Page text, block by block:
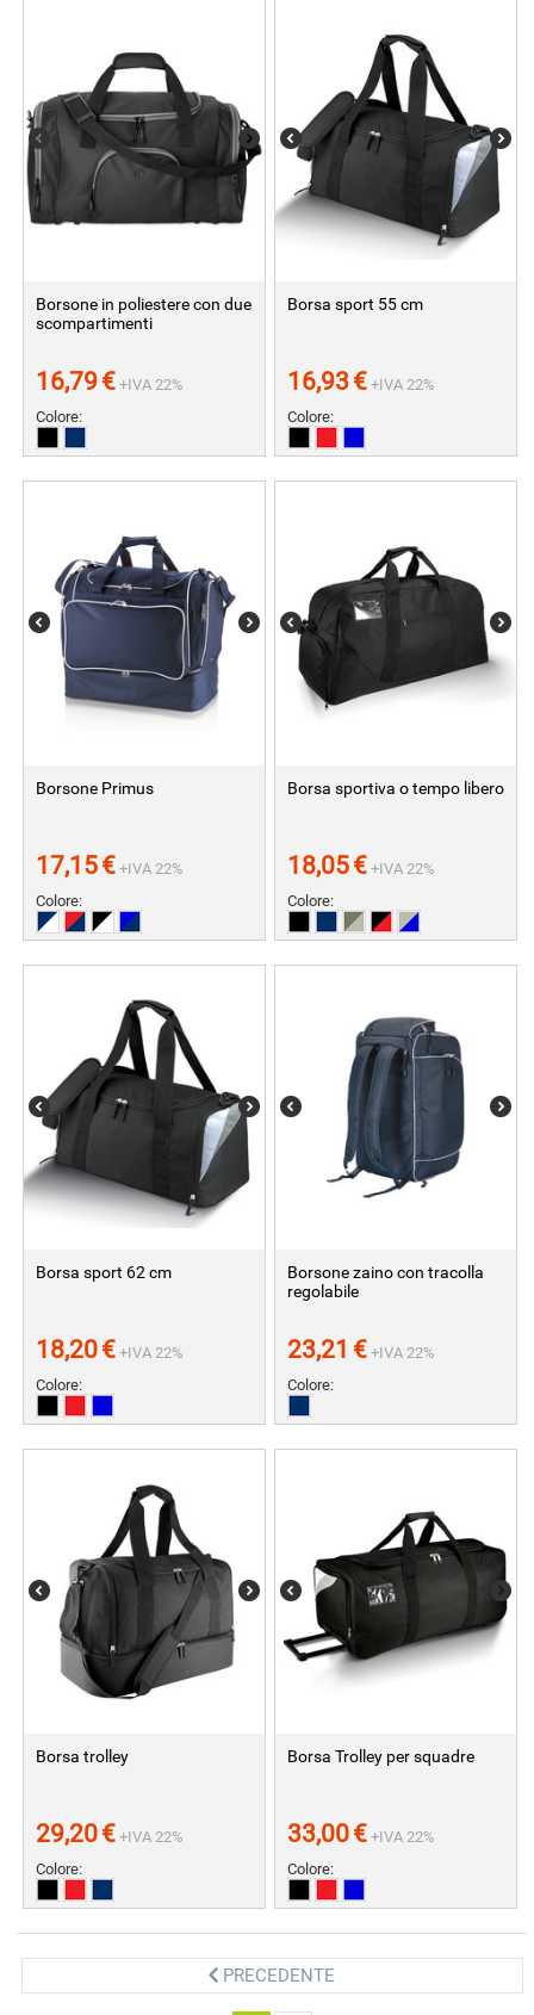
Borsone in poliestere con due
scompartimenti
16,79€ +IVA 22%
Colore:
Borsa sport 55 cm
16,93€ +IVA 22%
Colore:
Borsone Primus
17,15€ +IVA 22%
Colore:
Borsa sportiva o tempo libero
18,05€ +IVA 22%
Colore:
Borsa sport 62 cm
18,20€ +IVA 22%
Colore:
Borsone zaino con tracolla
regolabile
23,21 € +IVA 22%
Colore:
Borsa trolley
29,20€ +IVA 22%
Colore:
Borsa Trolley per squadre
33,00€ +IVA 22%
Colore:
PRECEDENTE